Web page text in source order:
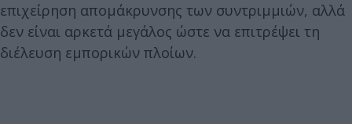
επιχείρηση απομάκρυνσης των συντριμμιών, αλλά
δεν είναι αρκετά μεγάλος ώστε να επιτρέψει τη
διέλευση εμπορικών πλοίων.